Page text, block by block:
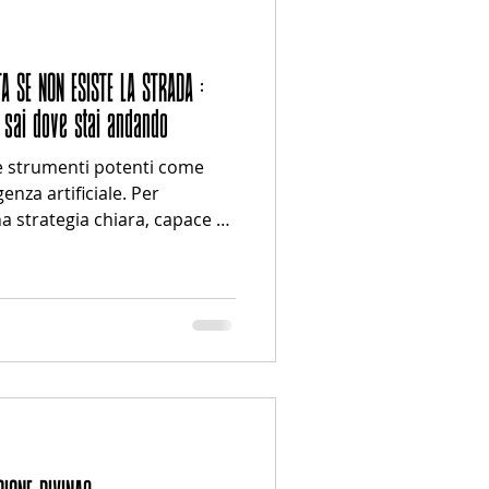
SE NON ESISTE LA STRADA :
dove stai andando
strumenti potenti come
artificiale. Per
strategia chiara, capace di
funziona solo quando
non una somma di